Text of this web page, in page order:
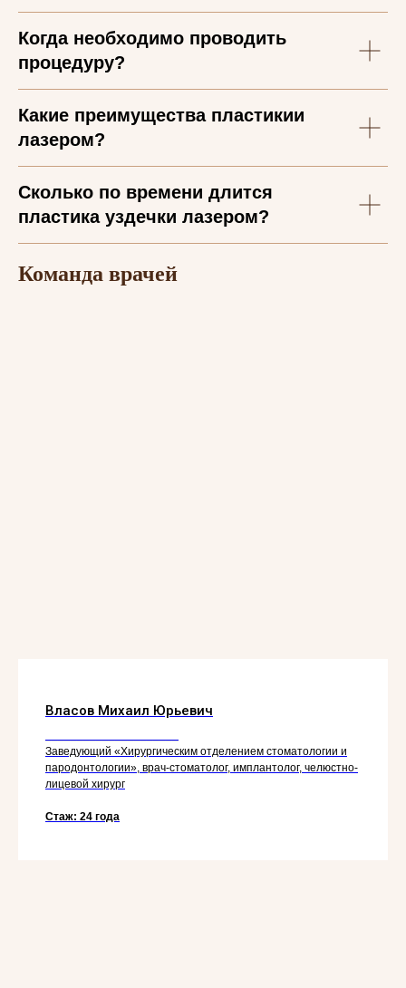
Когда необходимо проводить
процедуру?
Какие преимущества пластикии
лазером?
Сколько по времени длится
пластика уздечки лазером?
Команда врачей
Власов Михаил Юрьевич
Заведующий «Хирургическим отделением стоматологии и
пародонтологии», врач-стоматолог, имплантолог, челюстно-
лицевой хирург
Стаж: 24 года